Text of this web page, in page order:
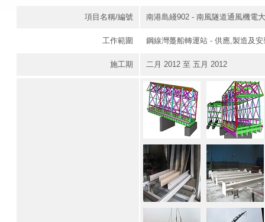
項目名稱/編號 南港島綫902 - 南風隧道通風機電
工作範圍 鋼線灣躉船轉運站 - 供應,製造及
施工期 二月 2012 至 五月 2012